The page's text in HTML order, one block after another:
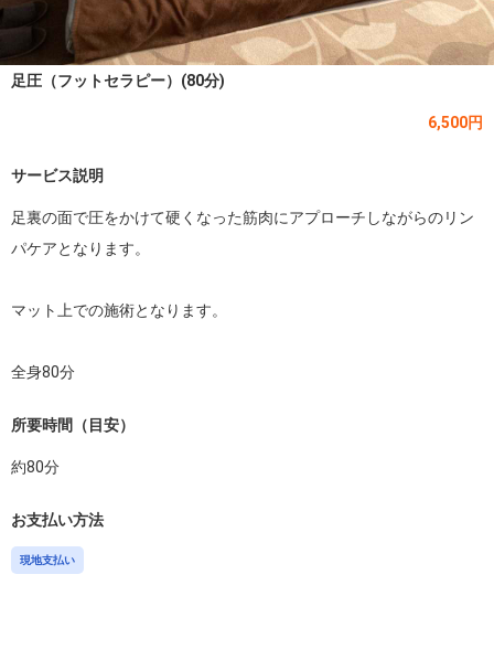
足圧（フットセラピー）(80分)
6,500円
サービス説明
足裏の面で圧をかけて硬くなった筋肉にアプローチしながらのリン
パケアとなります。
マット上での施術となります。
全身80分
所要時間（目安）
約80分
お支払い方法
現地支払い